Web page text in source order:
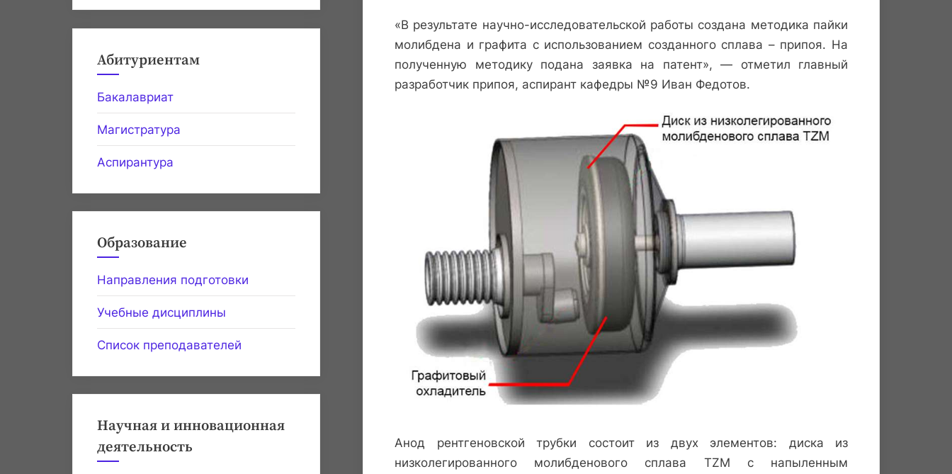
«В результате научно-исследовательской работы создана методика пайки
молибдена и графита с использованием созданного сплава – припоя. На
полученную методику подана заявка на патент», — отметил главный
разработчик припоя, аспирант кафедры №9 Иван Федотов.
Анод рентгеновской трубки состоит из двух элементов: диска из
низколегированного молибденового сплава TZM с напыленным
Абитуриентам
Бакалавриат
Магистратура
Аспирантура
Образование
Направления подготовки
Учебные дисциплины
Список преподавателей
Научная и инновационная
деятельность